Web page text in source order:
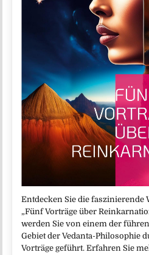
Entdecken Sie die
„Fünf Vorträge über
werden Sie von einem der
Gebiet der Vedanta-Philosophie
Vorträge geführt. Erfahren Sie